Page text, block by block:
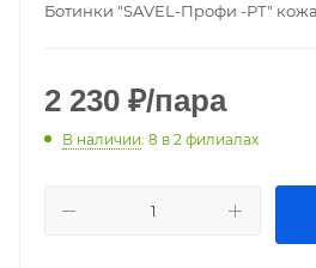
Ботинки "SAVEL-Профи -РТ"
2 230 ₽/пара
В наличии: 8 в 2 филиалах